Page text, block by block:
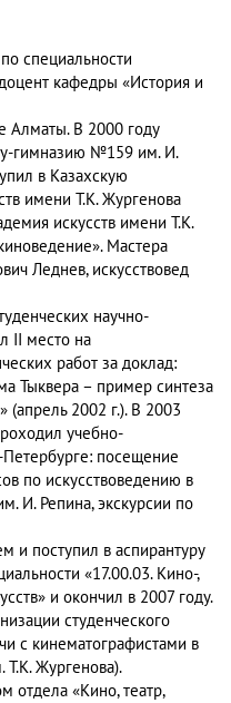
специальности
кафедры «История и
Алматы. В 2000 году
гимназию №159 им. И.
в Казахскую
имени Т.К. Жургенова
искусств имени Т.К.
Мастера
Леднев, искусствовед
научно-
II место на
работ за доклад:
Тыквера – пример синтеза
(апрель 2002 г.). В 2003
учебно-
Петербурге: посещение
по искусствоведению в
И. Репина, экскурсии по
и поступил в аспирантуру
«17.00.03. Кино-,
и окончил в 2007 году.
студенческого
с кинематографистами в
Жургенова).
отдела «Кино, театр,